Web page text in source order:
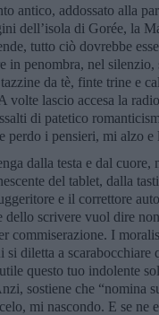
antico, addossato alla
dell’isola di Gorée, la
tutto ciò dovrebbe
in penombra, nel
da tè, finte trine e
volte lascio accesa la
di patetico
i pensieri, mi alzo e
dalla testa e dal
del tablet, dalla
e il correttore
dello scrivere vuol dire
commiserazione. I
diletta a
questo tuo indolente
sostiene che “nomina
mi nascondo. E se ne